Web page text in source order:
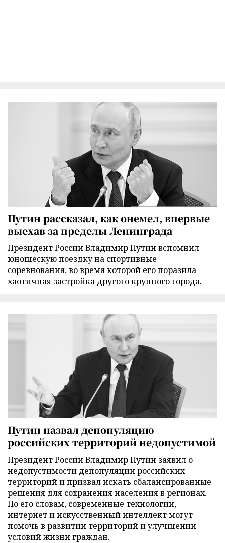
Путин рассказал, как онемел, впервые
выехав за пределы Ленинграда
Президент России Владимир Путин вспомнил
юношескую поездку на спортивные
соревнования, во время которой его поразила
хаотичная застройка другого крупного города.
Путин назвал депопуляцию
российских территорий недопустимой
Президент России Владимир Путин заявил о
недопустимости депопуляции российских
территорий и призвал искать сбалансированные
решения для сохранения населения в регионах.
По его словам, современные технологии,
интернет и искусственный интеллект могут
помочь в развитии территорий и улучшении
условий жизни граждан.